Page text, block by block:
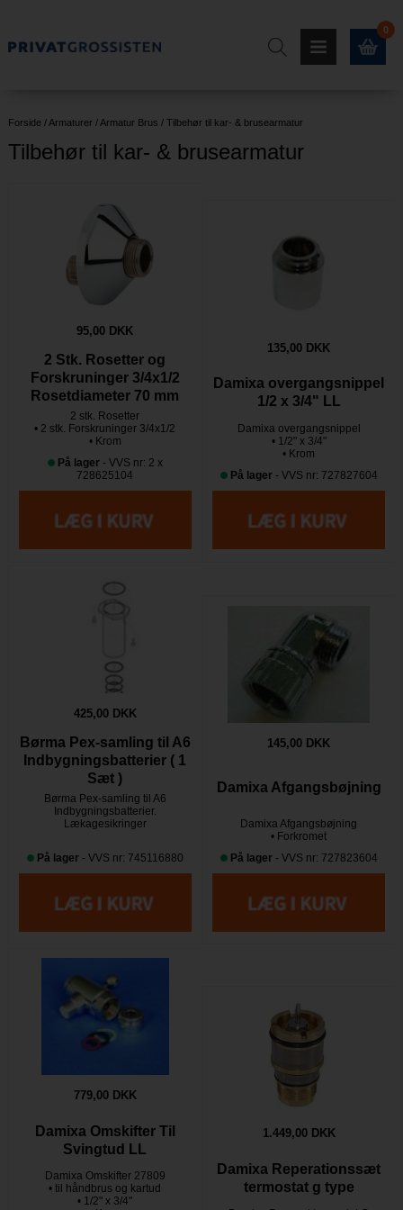
0
Forside / Armaturer / Armatur Brus / Tilbehør til kar- & brusearmatur
Tilbehør til kar- & brusearmatur
95,00 DKK
2 Stk. Rosetter og
Forskruninger 3/4x1/2
Rosetdiameter 70 mm
2 stk. Rosetter
• 2 stk. Forskruninger 3/4x1/2
• Krom
På lager- VVS nr: 2 x
728625104
135,00 DKK
Damixa overgangsnippel
1/2 x 3/4" LL
Damixa overgangsnippel
• 1/2" x 3/4"
• Krom
På lager- VVS nr: 727827604
425,00 DKK
Børma Pex-samling til A6
Indbygningsbatterier ( 1
Sæt )
Børma Pex-samling til A6
Indbygningsbatterier.
Lækagesikringer
På lager- VVS nr: 745116880
145,00 DKK
Damixa Afgangsbøjning
Damixa Afgangsbøjning
• Forkromet
På lager- VVS nr: 727823604
779,00 DKK
Damixa Omskifter Til
Svingtud LL
Damixa Omskifter 27809
• til håndbrus og kartud
• 1/2" x 3/4"
1.449,00 DKK
Damixa Reperationssæt
termostat g type